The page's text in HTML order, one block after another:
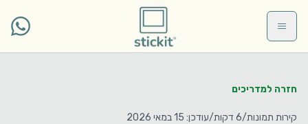
חזרה למדריכים
קירות תמונות/6 דקות /עודכן: 15 במאי 2026